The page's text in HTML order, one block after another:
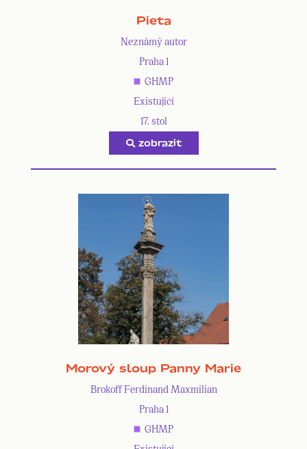
Pieta
Neznámý autor
Praha 1
GHMP
Existující
17. stol
zobrazit
Morový sloup Panny Marie
Brokoff Ferdinand Maxmilian
Praha 1
GHMP